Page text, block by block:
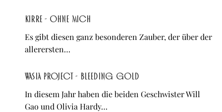
Kirre - Ohne Mich
Es gibt diesen ganz besonderen Zauber, der über der
allerersten…
Wasia Project - Bleeding Gold
In diesem Jahr haben die beiden Geschwister Will
Gao und Olivia Hardy…